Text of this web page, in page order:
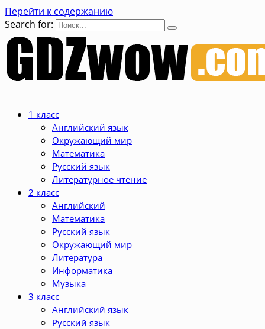
Перейти к содержанию
Search for:
1 класс
Английский язык
Окружающий мир
Математика
Русский язык
Литературное чтение
2 класс
Английский
Математика
Русский язык
Окружающий мир
Литература
Информатика
Музыка
3 класс
Английский язык
Русский язык